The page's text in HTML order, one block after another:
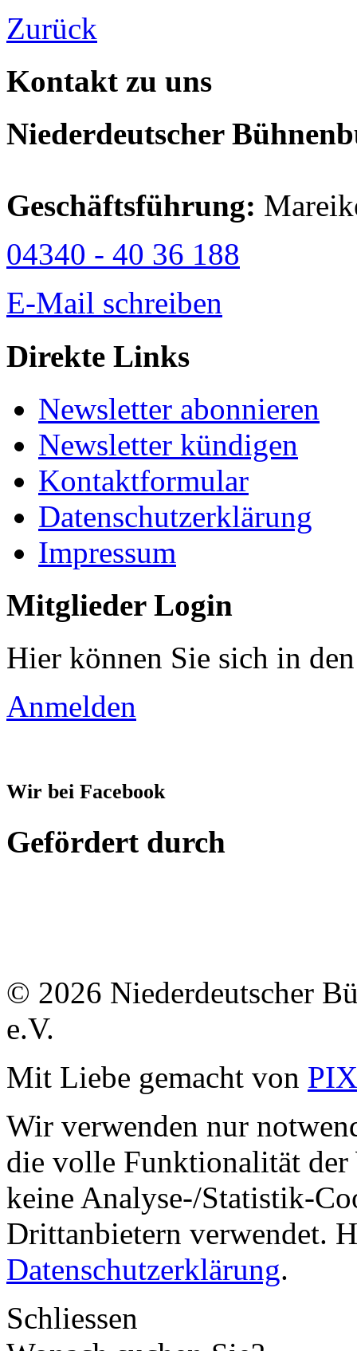
Zurück
Kontakt zu uns
Niederdeutscher
Geschäftsführung:
04340 - 40 36 188
E-Mail schreiben
Direkte Links
Newsletter abonnieren
Newsletter kündigen
Kontaktformular
Datenschutzerklärung
Impressum
Mitglieder Login
Hier können Sie sich in
Anmelden
Wir bei Facebook
Gefördert durch
© 2026 Niederdeutscher
e.V.
Mit Liebe gemacht von
Wir verwenden nur
die volle Funktionalität der
keine Analyse-/Statistik-
Drittanbietern verwendet.
Datenschutzerklärung.
Schliessen